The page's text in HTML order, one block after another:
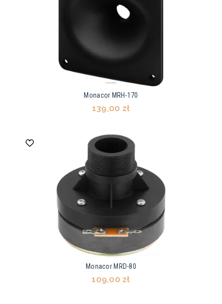
Monacor MRH-170
139,00 zł
Monacor MRD-80
109,00 zł